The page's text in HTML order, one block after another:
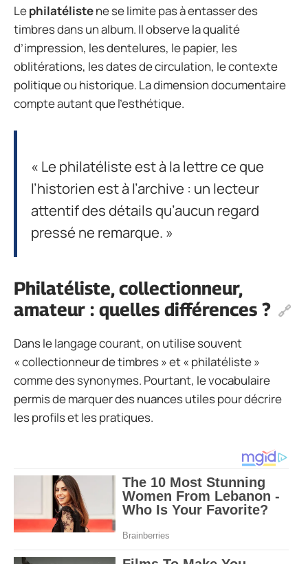
Lephilatélistene se limite pas à entasser des
timbres dans un album. Il observe la qualité
d’impression, les dentelures, le papier, les
oblitérations, les dates de circulation, le contexte
politique ou historique. La dimension documentaire
compte autant que l’esthétique.
« Le philatéliste est à la lettre ce que
l’historien est à l’archive : un lecteur
attentif des détails qu’aucun regard
pressé ne remarque. »
Philatéliste, collectionneur,
amateur : quelles différences ?
Dans le langage courant, on utilise souvent
« collectionneur de timbres » et « philatéliste »
comme des synonymes. Pourtant, le vocabulaire
permis de marquer des nuances utiles pour décrire
les profils et les pratiques.